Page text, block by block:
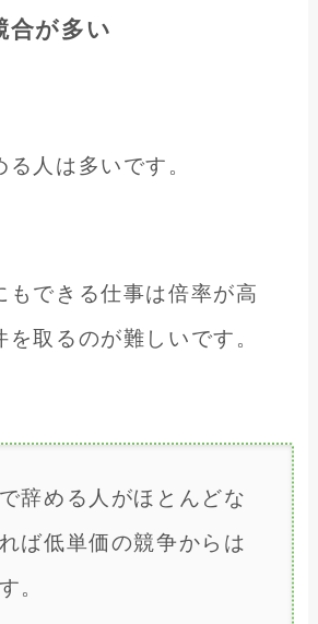
が多い
人は多いです。
もできる仕事は倍率が高
を取るのが難しいです。
辞める人がほとんどな
ば低単価の競争からは
。